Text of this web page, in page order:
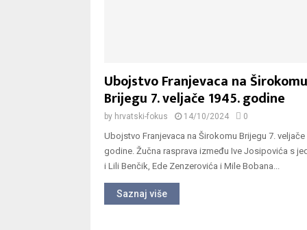
Ubojstvo Franjevaca na Širokomu
Brijegu 7. veljače 1945. godine
by hrvatski-fokus 14/10/2024 0
Ubojstvo Franjevaca na Širokomu Brijegu 7. veljače
godine. Žučna rasprava između Ive Josipovića s
i Lili Benčik, Ede Zenzerovića i Mile Bobana...
Saznaj više